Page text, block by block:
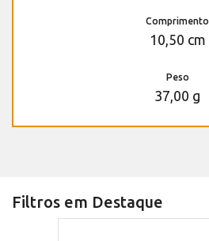
Comprimento
10,50 cm
Peso
37,00 g
Filtros em Destaque